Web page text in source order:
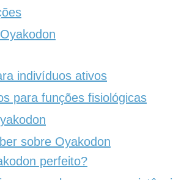
indivíduos ativos
para funções fisiológicas
sobre Oyakodon
perfeito?